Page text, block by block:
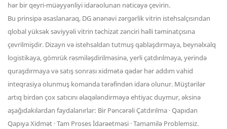
hər bir qeyri-müəyyənliyi idarəolunan nəticəyə çevirin.
Bu prinsipə əsaslanaraq, DG ənənəvi zərgərlik vitrin istehsalçısından
qlobal yüksək səviyyəli vitrin təchizat zənciri həlli təminatçısına
çevrilmişdir. Dizayn və istehsaldan tutmuş qablaşdırmaya, beynəlxalq
logistikaya, gömrük rəsmiləşdirilməsinə, yerli çatdırılmaya, yerində
quraşdırmaya və satış sonrası xidmətə qədər hər addım vahid
inteqrasiya olunmuş komanda tərəfindən idarə olunur. Müştərilər
artıq birdən çox satıcını əlaqələndirməyə ehtiyac duymur, əksinə
aşağıdakılardan faydalanırlar: Bir Pəncərəli Çatdırılma · Qapıdan
Qapıya Xidmət · Tam Proses İdarəetməsi · Tamamilə Problemsiz.